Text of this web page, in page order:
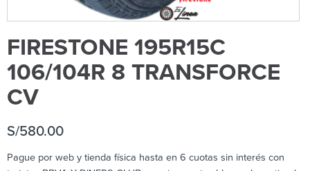
FIRESTONE 195R15C
106/104R 8 TRANSFORCE
CV
S/580.00
Pague por web y tienda física hasta en 6 cuotas sin interés con